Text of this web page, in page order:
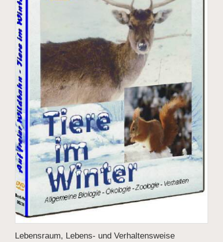
Lebensraum, Lebens- und Verhaltensweise